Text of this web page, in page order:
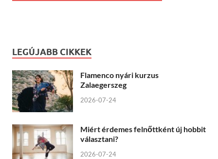
LEGÚJABB CIKKEK
Flamenco nyári kurzus
Zalaegerszeg
2026-07-24
Miért érdemes felnőttként új hobbit
választani?
2026-07-24